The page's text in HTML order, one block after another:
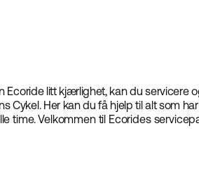
Ecoride litt kjærlighet, kan du servicere
Cykel. Her kan du få hjelp til alt som
time. Velkommen til Ecorides